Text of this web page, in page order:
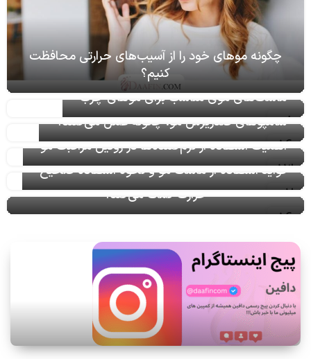
چگونه موهای خود را از آسیب‌های حرارتی محافظت
کنیم؟
08
خرداد
ماسک‌های موی مناسب برای موهای چرب
16
خرداد
شامپوهای ضدریزش مو: چگونه عمل می‌کنند؟
13